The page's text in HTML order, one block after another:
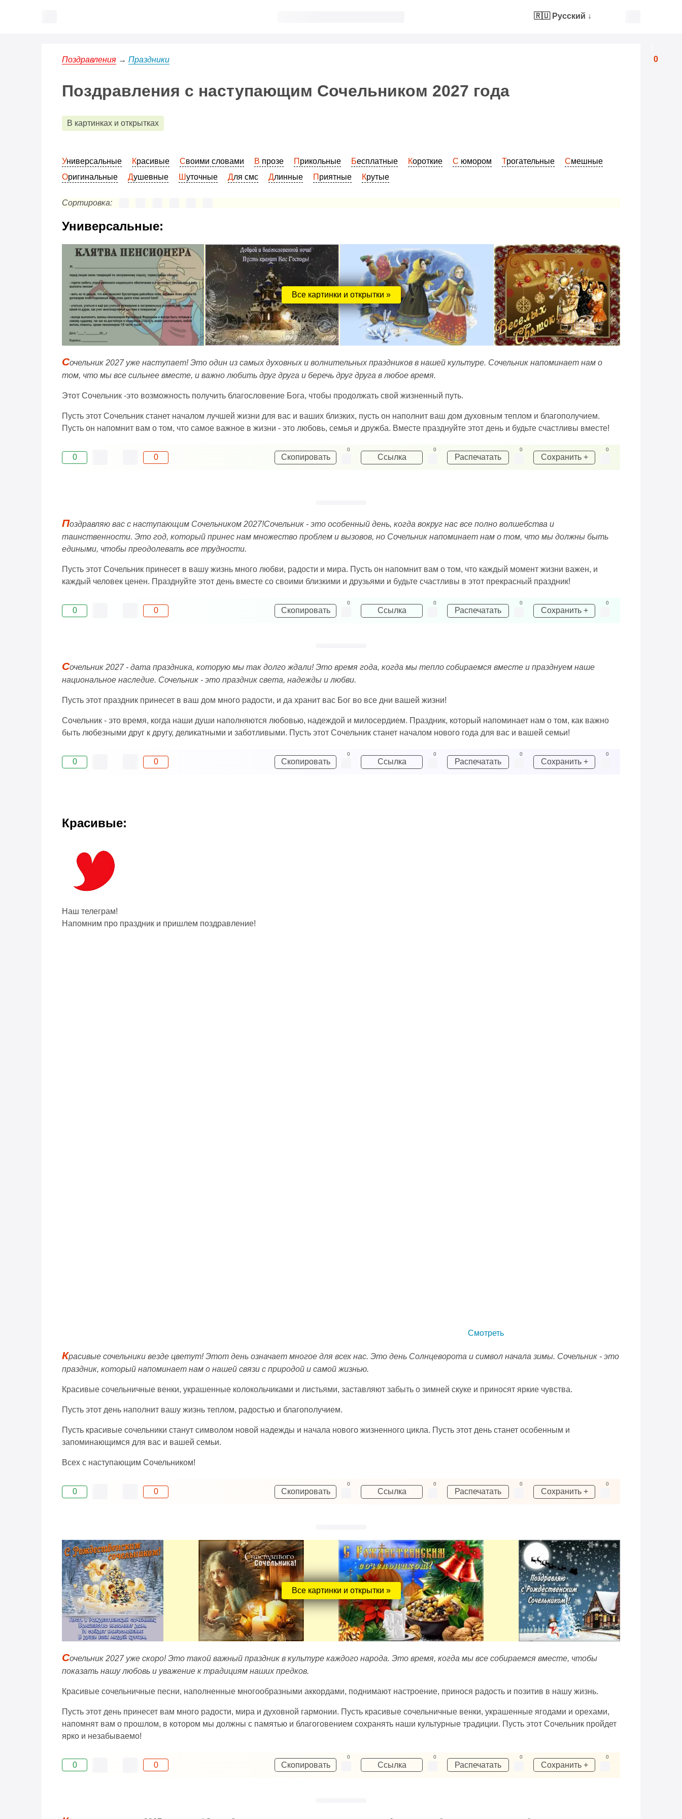
0
🇷🇺 Русский ↓
Поздравления → Праздники
Поздравления с наступающим Сочельником 2027 года
В картинках и открытках
Универсальные Красивые Своими словами В прозе Прикольные Бесплатные Короткие С юмором Трогательные
Смешные
Оригинальные
Душевные Шуточные Для смс Длинные Приятные Крутые
Сортировка:
Универсальные:
Все картинки и открытки »
Сочельник 2027 уже наступает! Это один из самых духовных и волнительных праздников в нашей культуре. Сочельник напоминает нам о
том, что мы все сильнее вместе, и важно любить друг друга и беречь друг друга в любое время.
Этот Сочельник -это возможность получить благословение Бога, чтобы продолжать свой жизненный путь.
Пусть этот Сочельник станет началом лучшей жизни для вас и ваших близких, пусть он наполнит ваш дом духовным теплом и благополучием.
Пусть он напомнит вам о том, что самое важное в жизни - это любовь, семья и дружба. Вместе празднуйте этот день и будьте счастливы вместе!
0 0 Скопировать
0
Ссылка
0
Распечатать
0
Сохранить +
0
Поздравляю вас с наступающим Сочельником 2027!Сочельник - это особенный день, когда вокруг нас все полно волшебства и
таинственности. Это год, который принес нам множество проблем и вызовов, но Сочельник напоминает нам о том, что мы должны быть
едиными, чтобы преодолевать все трудности.
Пусть этот Сочельник принесет в вашу жизнь много любви, радости и мира. Пусть он напомнит вам о том, что каждый момент жизни важен, и
каждый человек ценен. Празднуйте этот день вместе со своими близкими и друзьями и будьте счастливы в этот прекрасный праздник!
0 0 Скопировать
0
Ссылка
0
Распечатать
0
Сохранить +
0
Сочельник 2027 - дата праздника, которую мы так долго ждали! Это время года, когда мы тепло собираемся вместе и празднуем наше
национальное наследие. Сочельник - это праздник света, надежды и любви.
Пусть этот праздник принесет в ваш дом много радости, и да хранит вас Бог во все дни вашей жизни!
Сочельник - это время, когда наши души наполняются любовью, надеждой и милосердием. Праздник, который напоминает нам о том, как важно
быть любезными друг к другу, деликатными и заботливыми. Пусть этот Сочельник станет началом нового года для вас и вашей семьи!
0 0 Скопировать
0
Ссылка
0
Распечатать
0
Сохранить +
0
Красивые:
Наш телеграм!
Напомним про праздник и пришлем поздравление!
Смотреть
Красивые сочельники везде цветут! Этот день означает многое для всех нас. Это день Солнцеворота и символ начала зимы. Сочельник - это
праздник, который напоминает нам о нашей связи с природой и самой жизнью.
Красивые сочельничные венки, украшенные колокольчиками и листьями, заставляют забыть о зимней скуке и приносят яркие чувства.
Пусть этот день наполнит вашу жизнь теплом, радостью и благополучием.
Пусть красивые сочельники станут символом новой надежды и начала нового жизненного цикла. Пусть этот день станет особенным и
запоминающимся для вас и вашей семьи.
Всех с наступающим Сочельником!
0 0 Скопировать
0
Ссылка
0
Распечатать
0
Сохранить +
0
Все картинки и открытки »
Сочельник 2027 уже скоро! Это такой важный праздник в культуре каждого народа. Это время, когда мы все собираемся вместе, чтобы
показать нашу любовь и уважение к традициям наших предков.
Красивые сочельничные песни, наполненные многообразными аккордами, поднимают настроение, принося радость и позитив в нашу жизнь.
Пусть этот день принесет вам много радости, мира и духовной гармонии. Пусть красивые сочельничные венки, украшенные ягодами и орехами,
напомнят вам о прошлом, в котором мы должны с памятью и благоговением сохранять наши культурные традиции. Пусть этот Сочельник пройдет
ярко и незабываемо!
0 0 Скопировать
0
Ссылка
0
Распечатать
0
Сохранить +
0